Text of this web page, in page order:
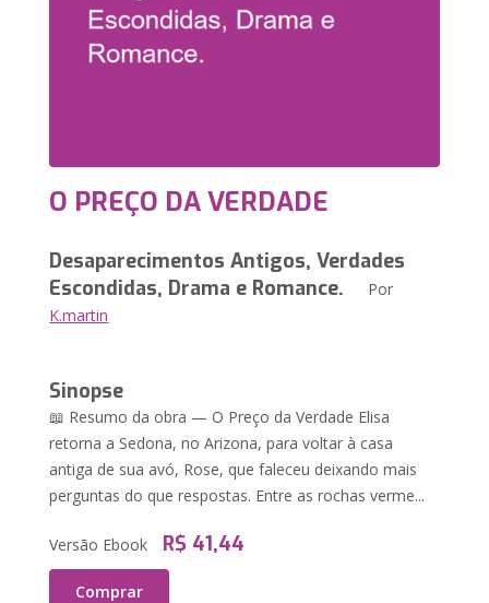
O PREÇO DA VERDADE
Desaparecimentos Antigos, Verdades
Escondidas, Drama e Romance. Por
K.martin
Sinopse
📖 Resumo da obra — O Preço da Verdade Elisa
retorna a Sedona, no Arizona, para voltar à casa
antiga de sua avó, Rose, que faleceu deixando mais
perguntas do que respostas. Entre as rochas verme...
Versão Ebook R$ 41,44
Comprar